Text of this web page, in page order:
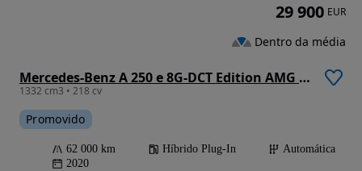
Mercedes-Benz A 250 e 8G-DCT Edition AMG Line
1332 cm3 • 218 cv
Promovido
62 000 km Híbrido Plug-In
Automática
2020
29 900 EUR
Dentro da média